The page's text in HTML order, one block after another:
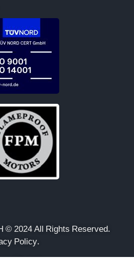
© 2024 All Rights Reserved.
Policy.